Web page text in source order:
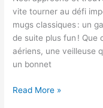
vite tourner au défi
mugs classiques : un
de suite plus fun ! Que
aériens, une veilleuse
un bonnet
Bon
Read More »